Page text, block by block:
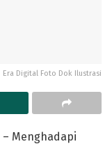
Era Digital Foto Dok Ilustrasi
– Menghadapi